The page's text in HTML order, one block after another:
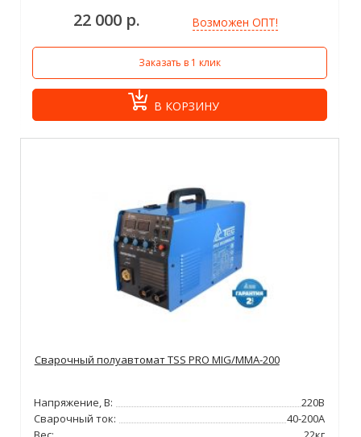
22 000 р. Возможен ОПТ!
Заказать в 1 клик
В КОРЗИНУ
Сварочный полуавтомат TSS PRO MIG/MMA-200
Напряжение, В:
220В
Сварочный ток:
40-200А